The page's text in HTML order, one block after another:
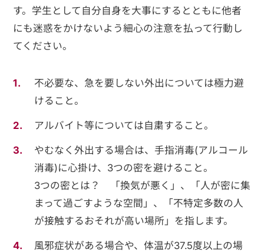
す。学生として自分自身を大事にするとともに他者
にも迷惑をかけないよう細心の注意を払って行動し
てください。
不必要な、急を要しない外出については極力避
けること。
アルバイト等については自粛すること。
やむなく外出する場合は、手指消毒(アルコール
消毒)に心掛け、3つの密を避けること。
3つの密とは？ 「換気が悪く」、「人が密に集
まって過ごすような空間」、「不特定多数の人
が接触するおそれが高い場所」を指します。
風邪症状がある場合や、体温が37.5度以上の場